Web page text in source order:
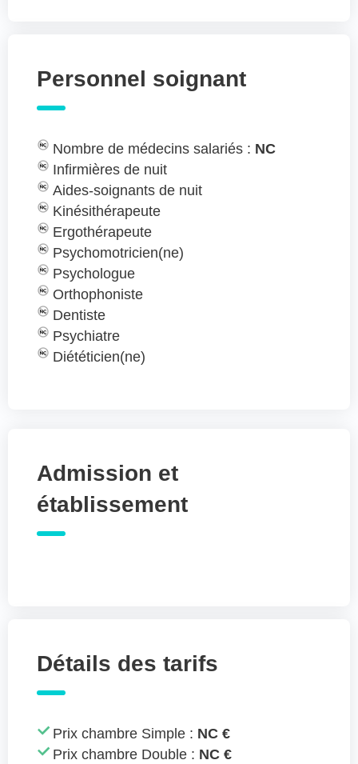
Personnel soignant
Nombre de médecins salariés : NC
Infirmières de nuit
Aides-soignants de nuit
Kinésithérapeute
Ergothérapeute
Psychomotricien(ne)
Psychologue
Orthophoniste
Dentiste
Psychiatre
Diététicien(ne)
Admission et
établissement
Détails des tarifs
Prix chambre Simple : NC €
Prix chambre Double : NC €